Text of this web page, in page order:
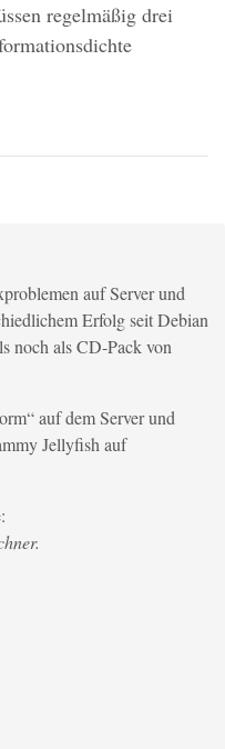
regelmäßig drei
auf Server und
Erfolg seit Debian
noch als CD-Pack von
auf dem Server und
Jellyfish auf